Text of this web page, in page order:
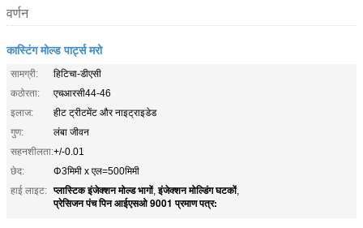
वर्णन
कास्टिंग मोल्ड पार्ट्स मरो
सामग्री:
हिटिचा-डीएसी
कठोरता:
एचआरसी44-46
इलाज:
हीट ट्रीटमेंट और नाइट्राइडेड
गुण:
लंबा जीवन
सहनशीलता:+/-0.01
छेद:
Φ3मिमी x एल=500मिमी
हाई लाइट: प्लास्टिक इंजेक्शन मोल्ड भागों,इंजेक्शन मोल्डिंग घटकों,
प्रेसिजन पंच पिन आईएसओ 9001 प्रमाण पत्र: